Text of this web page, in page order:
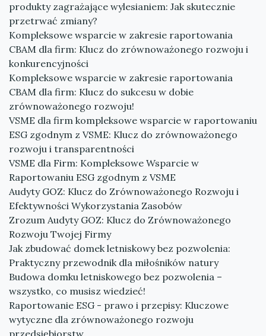
produkty zagrażające wylesianiem: Jak skutecznie
przetrwać zmiany?
Kompleksowe wsparcie w zakresie raportowania
CBAM dla firm: Klucz do zrównoważonego rozwoju i
konkurencyjności
Kompleksowe wsparcie w zakresie raportowania
CBAM dla firm: Klucz do sukcesu w dobie
zrównoważonego rozwoju!
VSME dla firm kompleksowe wsparcie w raportowaniu
ESG zgodnym z VSME: Klucz do zrównoważonego
rozwoju i transparentności
VSME dla Firm: Kompleksowe Wsparcie w
Raportowaniu ESG zgodnym z VSME
Audyty GOZ: Klucz do Zrównoważonego Rozwoju i
Efektywności Wykorzystania Zasobów
Zrozum Audyty GOZ: Klucz do Zrównoważonego
Rozwoju Twojej Firmy
Jak zbudować domek letniskowy bez pozwolenia:
Praktyczny przewodnik dla miłośników natury
Budowa domku letniskowego bez pozwolenia –
wszystko, co musisz wiedzieć!
Raportowanie ESG - prawo i przepisy: Kluczowe
wytyczne dla zrównoważonego rozwoju
przedsiębiorstw